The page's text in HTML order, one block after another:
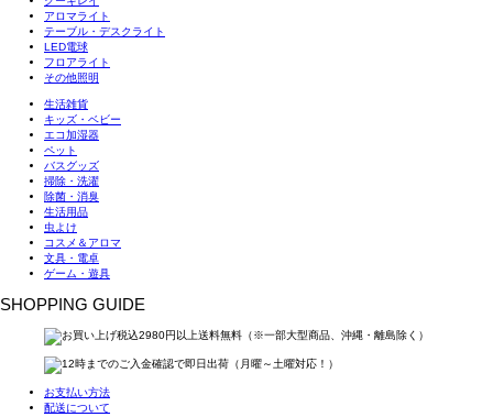
アロマライト
テーブル・デスクライト
LED電球
フロアライト
その他照明
生活雑貨
キッズ・ベビー
エコ加湿器
ペット
バスグッズ
掃除・洗濯
除菌・消臭
生活用品
虫よけ
コスメ＆アロマ
文具・電卓
ゲーム・遊具
SHOPPING GUIDE
お支払い方法
配送について